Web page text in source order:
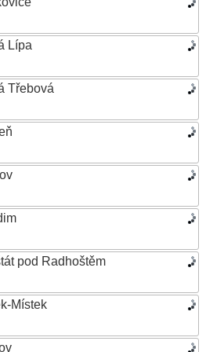
Lípa
Třebová
pod Radhoštěm
Místek